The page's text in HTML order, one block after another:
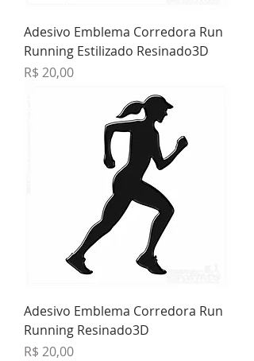
Adesivo Emblema Corredora Run
Running Estilizado Resinado3D
Preço
R$ 20,00
Adesivo Emblema Corredora Run
Running Resinado3D
Preço
R$ 20,00